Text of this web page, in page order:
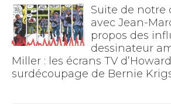
Suite de notre
avec Jean-
propos des
dessinateur
Miller : les écrans TV
surdécoupage de Bernie